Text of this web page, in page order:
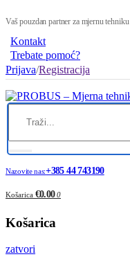
Vaš pouzdan partner za mjernu tehniku
Kontakt
Trebate pomoć?
Prijava/Registracija
Nazovite nas:+385 44 743190
Košarica €0.00 0
Košarica
zatvori